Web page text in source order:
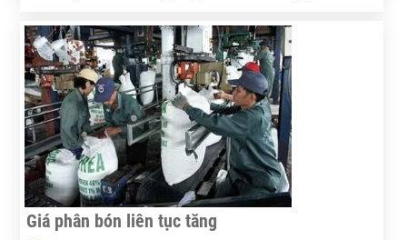
Giá phân bón liên tục tăng